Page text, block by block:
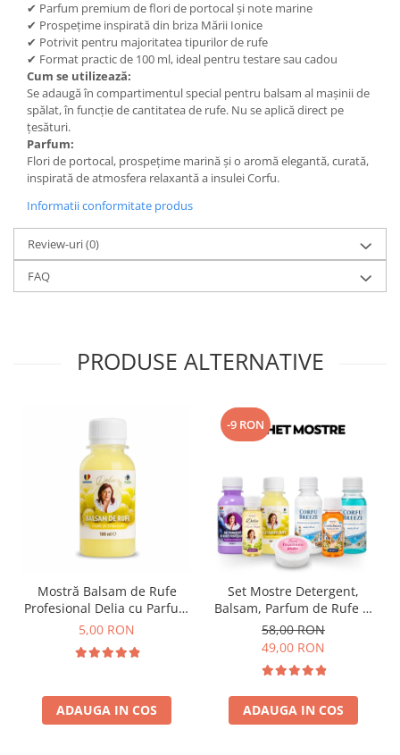
✔ Parfum premium de flori de portocal și note marine
✔ Prospețime inspirată din briza Mării Ionice
✔ Potrivit pentru majoritatea tipurilor de rufe
✔ Format practic de 100 ml, ideal pentru testare sau cadou
Cum se utilizează:
Se adaugă în compartimentul special pentru balsam al mașinii de
spălat, în funcție de cantitatea de rufe. Nu se aplică direct pe
țesături.
Parfum:
Flori de portocal, prospețime marină și o aromă elegantă, curată,
inspirată de atmosfera relaxantă a insulei Corfu.
Informatii conformitate produs
Review-uri(0)
FAQ
PRODUSE ALTERNATIVE
Mostră Balsam de Rufe
Profesional Delia cu Parfum
de Flori de Struguri 100 ml
5,00 RON
ADAUGA IN COS
-9 RON
Set Mostre Detergent,
Balsam, Parfum de Rufe și
Sare Înălbire Delia
58,00 RON
49,00 RON
ADAUGA IN COS